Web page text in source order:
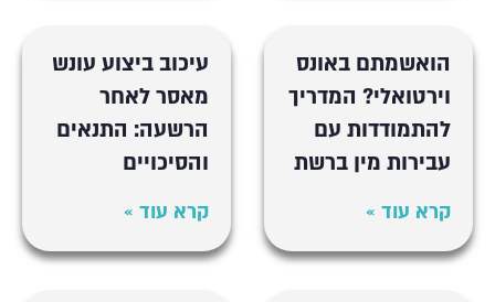
הואשמתם באונס
וירטואלי? המדריך
להתמודדות עם
עבירות מין ברשת
קרא עוד »
עיכוב ביצוע עונש
מאסר לאחר
הרשעה: התנאים
והסיכויים
קרא עוד »